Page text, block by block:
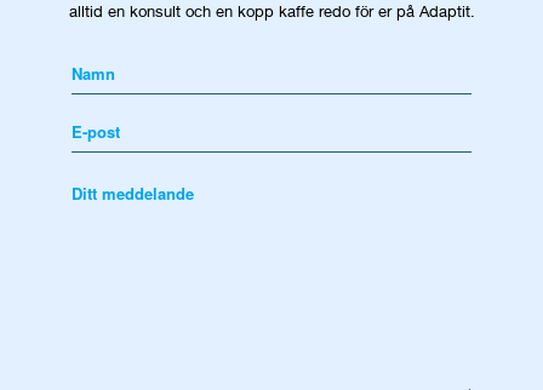
alltid en konsult och en kopp kaffe redo för er på Adaptit.